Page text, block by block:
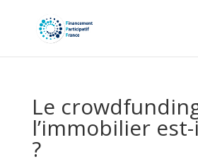
Le
l’immobilier
?